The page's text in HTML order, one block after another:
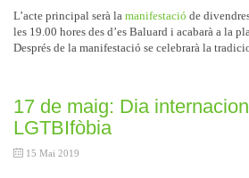
L’acte principal serà la manifestació de
les 19.00 hores des d’es Baluard i acabarà a la
Després de la manifestació se celebrarà la
17 de maig: Dia
LGTBIfòbia
15 Mai 2019